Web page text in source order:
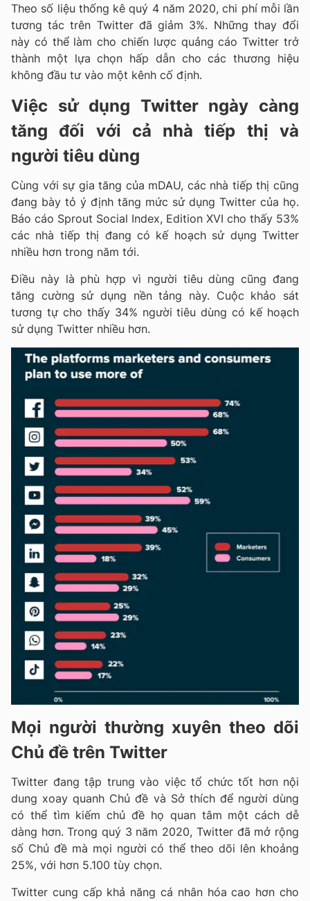
Theo số liệu thống kê quý 4 năm 2020, chi phí mỗi lần
tương tác trên Twitter đã giảm 3%. Những thay đổi
này có thể làm cho chiến lược quảng cáo Twitter trở
thành một lựa chọn hấp dẫn cho các thương hiệu
không đầu tư vào một kênh cố định.
Việc sử dụng Twitter ngày càng
tăng đối với cả nhà tiếp thị và
người tiêu dùng
Cùng với sự gia tăng của mDAU, các nhà tiếp thị cũng
đang bày tỏ ý định tăng mức sử dụng Twitter của họ.
Báo cáo Sprout Social Index, Edition XVI cho thấy 53%
các nhà tiếp thị đang có kế hoạch sử dụng Twitter
nhiều hơn trong năm tới.
Điều này là phù hợp vì người tiêu dùng cũng đang
tăng cường sử dụng nền tảng này. Cuộc khảo sát
tương tự cho thấy 34% người tiêu dùng có kế hoạch
sử dụng Twitter nhiều hơn.
Mọi người thường xuyên theo dõi
Chủ đề trên Twitter
Twitter đang tập trung vào việc tổ chức tốt hơn nội
dung xoay quanh Chủ đề và Sở thích để người dùng
có thể tìm kiếm chủ đề họ quan tâm một cách dễ
dàng hơn. Trong quý 3 năm 2020, Twitter đã mở rộng
số Chủ đề mà mọi người có thể theo dõi lên khoảng
25%, với hơn 5.100 tùy chọn.
Twitter cung cấp khả năng cá nhân hóa cao hơn cho